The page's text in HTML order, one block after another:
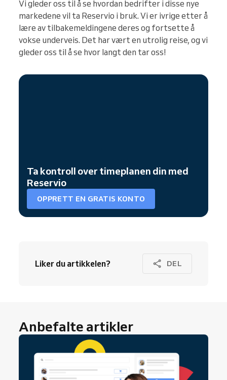
Vi gleder oss til å se hvordan bedrifter i disse nye
markedene vil ta Reservio i bruk. Vi er ivrige etter å
lære av tilbakemeldingene deres og fortsette å
vokse underveis. Det har vært en utrolig reise, og vi
gleder oss til å se hvor langt den tar oss!
Ta kontroll over timeplanen din med
Reservio
OPPRETT EN GRATIS KONTO
Liker du artikkelen? DEL
Anbefalte artikler